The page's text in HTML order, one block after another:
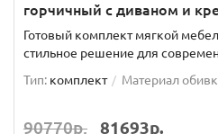
горчичный с диваном и
Готовый комплект мягкой
стильное решение для
Тип: комплект Материал
90770р. 81693р.